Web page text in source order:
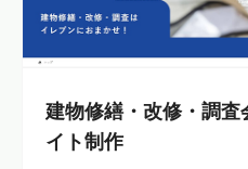
建物修繕・改修・調
イト制作